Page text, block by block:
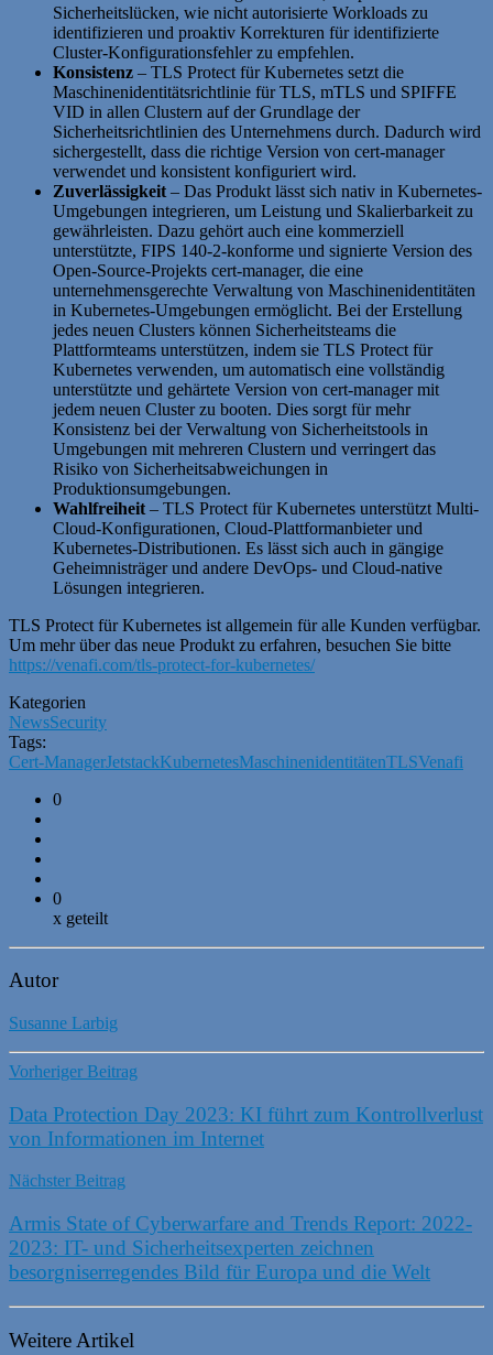
Sicherheitslücken, wie nicht autorisierte Workloads zu
identifizieren und proaktiv Korrekturen für identifizierte
Cluster-Konfigurationsfehler zu empfehlen.
Konsistenz – TLS Protect für Kubernetes setzt die
Maschinenidentitätsrichtlinie für TLS, mTLS und SPIFFE
VID in allen Clustern auf der Grundlage der
Sicherheitsrichtlinien des Unternehmens durch. Dadurch wird
sichergestellt, dass die richtige Version von cert-manager
verwendet und konsistent konfiguriert wird.
Zuverlässigkeit – Das Produkt lässt sich nativ in Kubernetes-
Umgebungen integrieren, um Leistung und Skalierbarkeit zu
gewährleisten. Dazu gehört auch eine kommerziell
unterstützte, FIPS 140-2-konforme und signierte Version des
Open-Source-Projekts cert-manager, die eine
unternehmensgerechte Verwaltung von Maschinenidentitäten
in Kubernetes-Umgebungen ermöglicht. Bei der Erstellung
jedes neuen Clusters können Sicherheitsteams die
Plattformteams unterstützen, indem sie TLS Protect für
Kubernetes verwenden, um automatisch eine vollständig
unterstützte und gehärtete Version von cert-manager mit
jedem neuen Cluster zu booten. Dies sorgt für mehr
Konsistenz bei der Verwaltung von Sicherheitstools in
Umgebungen mit mehreren Clustern und verringert das
Risiko von Sicherheitsabweichungen in
Produktionsumgebungen.
Wahlfreiheit – TLS Protect für Kubernetes unterstützt Multi-
Cloud-Konfigurationen, Cloud-Plattformanbieter und
Kubernetes-Distributionen. Es lässt sich auch in gängige
Geheimnisträger und andere DevOps- und Cloud-native
Lösungen integrieren.
TLS Protect für Kubernetes ist allgemein für alle Kunden verfügbar.
Um mehr über das neue Produkt zu erfahren, besuchen Sie bitte
https://venafi.com/tls-protect-for-kubernetes/
Kategorien
NewsSecurity
Tags:
Cert-ManagerJetstackKubernetesMaschinenidentitätenTLSVenafi
0
0
x geteilt
Autor
Susanne Larbig
Vorheriger Beitrag
Data Protection Day 2023: KI führt zum Kontrollverlust
von Informationen im Internet
Nächster Beitrag
Armis State of Cyberwarfare and Trends Report: 2022-
2023: IT- und Sicherheitsexperten zeichnen
besorgniserregendes Bild für Europa und die Welt
Weitere Artikel